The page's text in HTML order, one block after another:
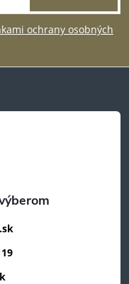
ochrany osobných